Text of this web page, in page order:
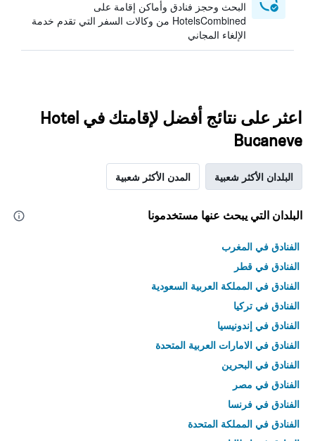
البحث وحجز فنادق وأماكن إقامة على
HotelsCombined من وكالات السفر التي تقدم خدمة
الإلغاء المجاني
اعثر على نتائج أفضل لإقامتك في Hotel
Bucaneve
البلدان الأكثر شعبية المدن الأكثر شعبية
البلدان التي يبحث عنها مستخدمونا
الفنادق في المغرب
الفنادق في قطر
الفنادق في المملكة العربية السعودية
الفنادق في تركيا
الفنادق في إندونيسيا
الفنادق في الامارات العربية المتحدة
الفنادق في البحرين
الفنادق في مصر
الفنادق في فرنسا
الفنادق في المملكة المتحدة